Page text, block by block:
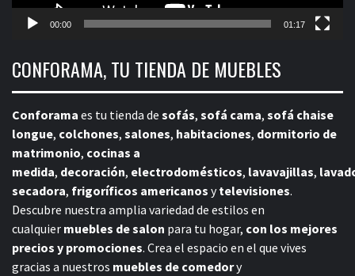
00:00 01:17
CONFORAMA, TU TIENDA DE MUEBLES
Conforama es tu tienda de sofás, sofá cama, sofá chaise
longue, colchones, salones, habitaciones, dormitorio de
matrimonio, cocinas a
medida, decoración, electrodomésticos, lavavajillas,
secadora, frigoríficos americanos ytelevisiones.
Descubre nuestra amplia variedad de estilos en
cualquier muebles de salon para tu hogar, con los mejores
precios y promociones. Crea el espacio en el que vives
gracias a nuestros muebles de comedory